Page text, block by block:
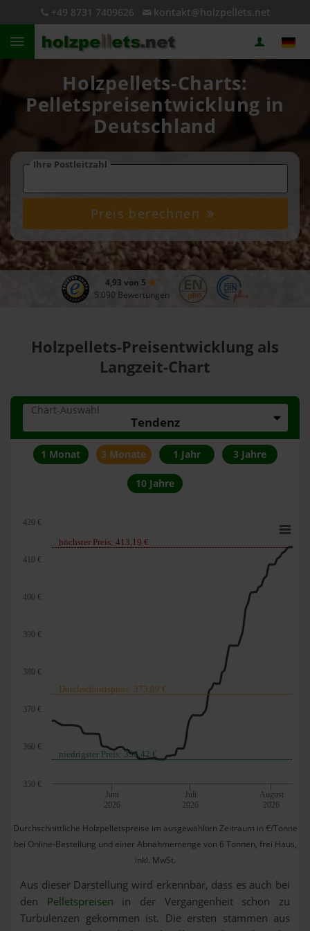
+49 8731 7409626 kontakt@holzpellets.net
Holzpellets-Charts:
Pelletspreisentwicklung in
Deutschland
Ihre Postleitzahl
Preis berechnen
4,93 von 5
5.090 Bewertungen
Holzpellets-Preisentwicklung als
Langzeit-Chart
Chart-Auswahl
Tendenz
1 Monat 3 Monate 1 Jahr 3 Jahre
10 Jahre
Durchschnittspreis: 373,89 €
höchster Preis: 413,19 €
niedrigster Preis: 356,42 €
Juni
2026
Juli
2026
August
2026
350 €
360 €
370 €
380 €
390 €
400 €
410 €
420 €
Durchschnittliche Holzpelletspreise im ausgewählten Zeitraum in €/Tonne
bei Online-Bestellung und einer Abnahmemenge von 6 Tonnen, frei Haus,
inkl. MwSt.
Aus dieser Darstellung wird erkennbar, dass es auch bei
den Pelletspreisen in der Vergangenheit schon zu
Turbulenzen gekommen ist. Die ersten stammen aus